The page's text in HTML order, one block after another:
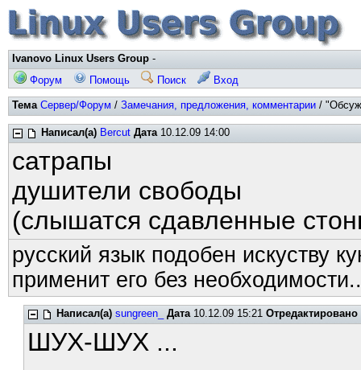
Ivanovo Linux Users Group -
Форум
Помощь Поиск Вход
Тема Сервер/Форум / Замечания, предложения, комментарии /
Написал(а) Bercut Дата10.12.09 14:00
сатрапы
душители свободы
(слышатся сдавленные
русский язык подобен искуству
применит его без
Написал(а) sungreen_ Дата10.12.09 15:21Отредактировано
ШУХ-ШУХ ...